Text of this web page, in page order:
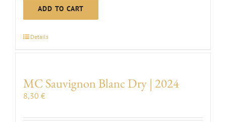
|
2025
ADD TO CART
Details
MC Sauvignon Blanc Dry | 2024
8,30 €